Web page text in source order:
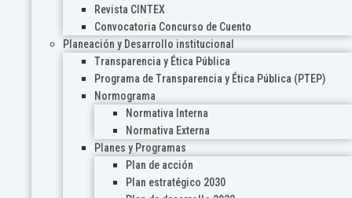
Revista CINTEX
Convocatoria Concurso de Cuento
Planeación y Desarrollo institucional
Transparencia y Ética Pública
Programa de Transparencia y Ética Pública (PTEP)
Normograma
Normativa Interna
Normativa Externa
Planes y Programas
Plan de acción
Plan estratégico 2030